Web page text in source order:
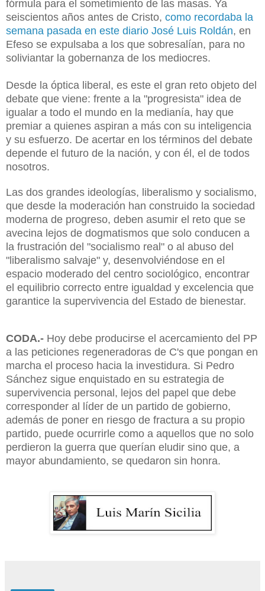
fórmula para el sometimiento de las masas. Ya
seiscientos años antes de Cristo, como recordaba la
semana pasada en este diario José Luis Roldán, en
Efeso se expulsaba a los que sobresalían, para no
soliviantar la gobernanza de los mediocres.
Desde la óptica liberal, es este el gran reto objeto del
debate que viene: frente a la "progresista" idea de
igualar a todo el mundo en la medianía, hay que
premiar a quienes aspiran a más con su inteligencia
y su esfuerzo. De acertar en los términos del debate
depende el futuro de la nación, y con él, el de todos
nosotros.
Las dos grandes ideologías, liberalismo y socialismo,
que desde la moderación han construido la sociedad
moderna de progreso, deben asumir el reto que se
avecina lejos de dogmatismos que solo conducen a
la frustración del "socialismo real" o al abuso del
"liberalismo salvaje" y, desenvolviéndose en el
espacio moderado del centro sociológico, encontrar
el equilibrio correcto entre igualdad y excelencia que
garantice la supervivencia del Estado de bienestar.
CODA.- Hoy debe producirse el acercamiento del PP
a las peticiones regeneradoras de C's que pongan en
marcha el proceso hacia la investidura. Si Pedro
Sánchez sigue enquistado en su estrategia de
supervivencia personal, lejos del papel que debe
corresponder al líder de un partido de gobierno,
además de poner en riesgo de fractura a su propio
partido, puede ocurrirle como a aquellos que no solo
perdieron la guerra que querían eludir sino que, a
mayor abundamiento, se quedaron sin honra.